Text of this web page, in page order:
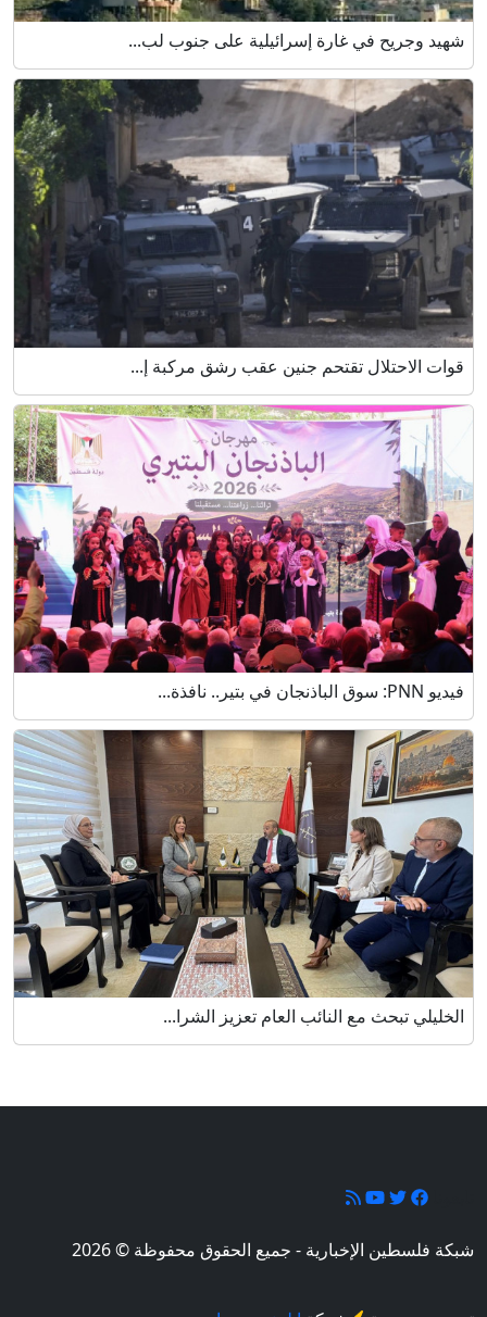
شهيد وجريح في غارة إسرائيلية على جنوب لب...
قوات الاحتلال تقتحم جنين عقب رشق مركبة إ...
فيديو PNN: سوق الباذنجان في بتير.. نافذة...
الخليلي تبحث مع النائب العام تعزيز الشرا...
شبكة فلسطين الإخبارية - جميع الحقوق محفوظة © 2026